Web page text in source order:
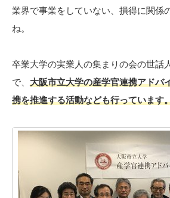
業界で事業をしていない、損得に関係
ね。
卒業大学の実業人の集まりの会の世話
で、 大阪市立大学の産学官連携アドバ
携を推進する活動なども行っています